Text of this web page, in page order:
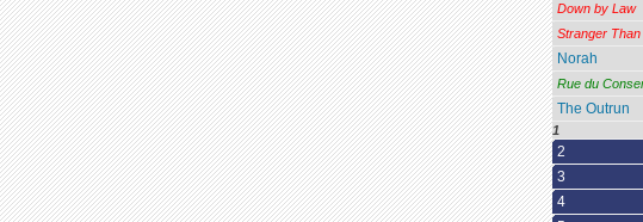
Down by Law
Stranger
Norah
Rue du
The Outrun
1
2
3
4